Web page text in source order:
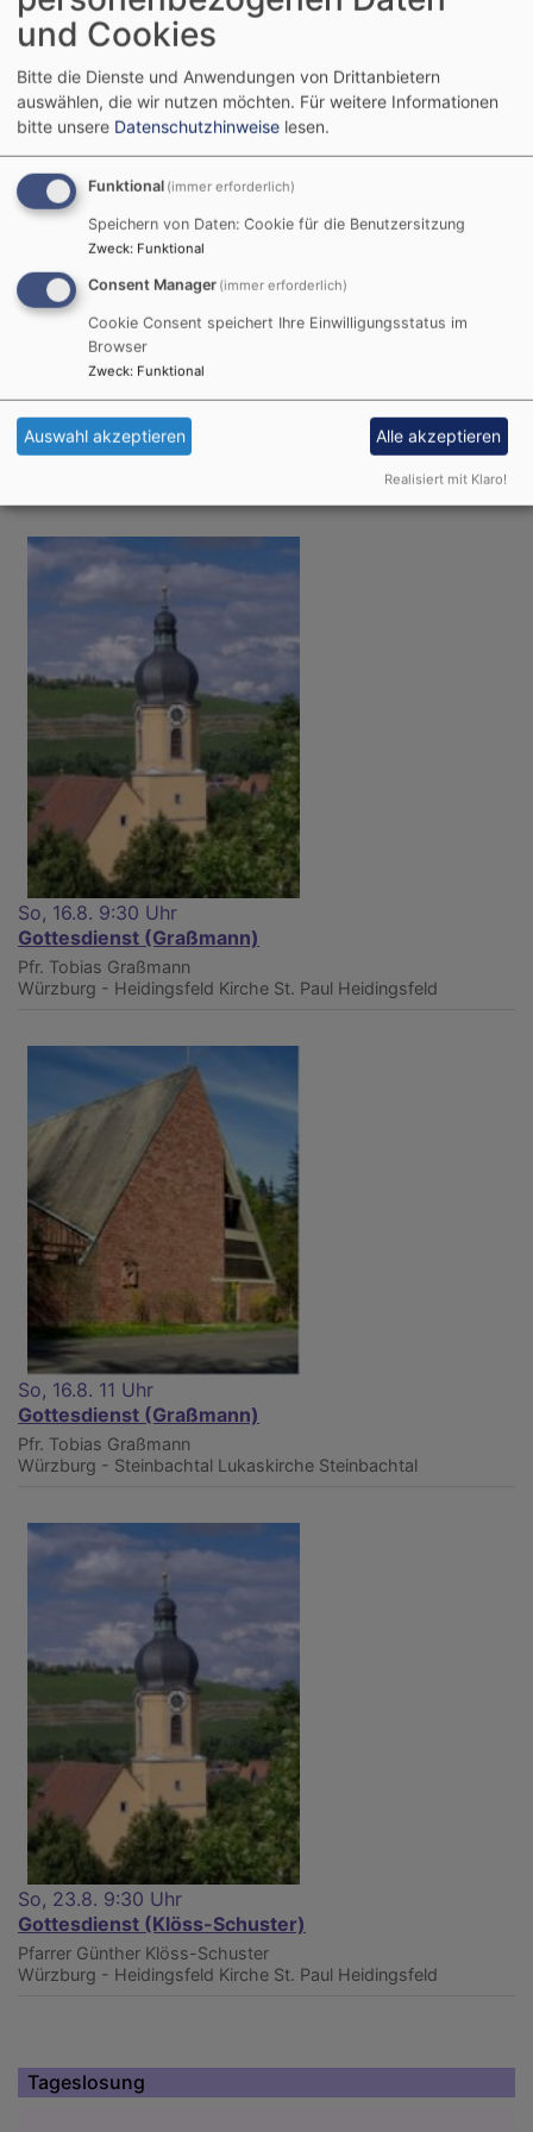
Pfrin. Erika Füchtbauer
Würzburg - Heidingsfeld
So, 9.8. 11 Uhr
kein Gottesdienst
Lukaskirche Steinbachtal
So, 16.8. 9:30 Uhr
Gottesdienst (Graßmann)
Pfr. Tobias Graßmann
Würzburg - Heidingsfeld Kirche St. Paul Heidingsfeld
So, 16.8. 11 Uhr
Gottesdienst (Graßmann)
Pfr. Tobias Graßmann
Würzburg - Steinbachtal Lukaskirche Steinbachtal
So, 23.8. 9:30 Uhr
Gottesdienst (Klöss-Schuster)
Pfarrer Günther Klöss-Schuster
Würzburg - Heidingsfeld Kirche St. Paul Heidingsfeld
Tageslosung
und Cookies
Bitte die Dienste und Anwendungen von Drittanbietern
auswählen, die wir nutzen möchten. Für weitere Informationen
bitte unsere Datenschutzhinweise lesen.
Funktional (immer erforderlich)
Speichern von Daten: Cookie für die Benutzersitzung
Zweck: Funktional
Consent Manager (immer erforderlich)
Cookie Consent speichert Ihre Einwilligungsstatus im
Browser
Zweck: Funktional
Auswahl akzeptieren Alle akzeptieren
Realisiert mit Klaro!